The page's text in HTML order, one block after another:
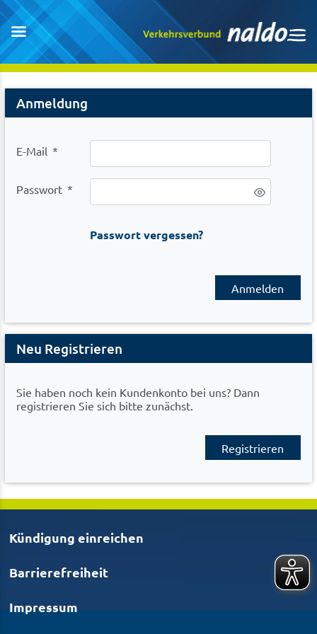
Login
Anmeldung
E-Mail *
Passwort *
Passwort vergessen?
Anmelden
Neu Registrieren
Sie haben noch kein Kundenkonto bei uns? Dann
registrieren Sie sich bitte zunächst.
Registrieren
Kündigung einreichen
Barrierefreiheit
Impressum